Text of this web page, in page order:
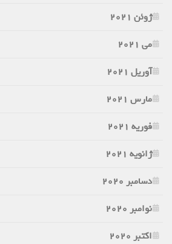
ژوئن 2021
می 2021
آوریل 2021
مارس 2021
فوریه 2021
ژانویه 2021
دسامبر 2020
نوامبر 2020
اکتبر 2020